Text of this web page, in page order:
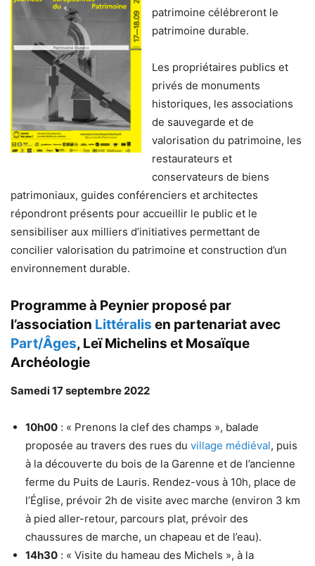
patrimoine célébreront le
patrimoine durable.
Les propriétaires publics et
privés de monuments
historiques, les associations
de sauvegarde et de
valorisation du patrimoine, les
restaurateurs et
conservateurs de biens
patrimoniaux, guides conférenciers et architectes
répondront présents pour accueillir le public et le
sensibiliser aux milliers d’initiatives permettant de
concilier valorisation du patrimoine et construction d’un
environnement durable.
Programme à Peynier proposé par
l’association Littéralis en partenariat avec
Part/Âges, Leï Michelins et Mosaïque
Archéologie
Samedi 17 septembre 2022
10h00 : « Prenons la clef des champs », balade
proposée au travers des rues du village médiéval, puis
à la découverte du bois de la Garenne et de l’ancienne
ferme du Puits de Lauris. Rendez-vous à 10h, place de
l’Église, prévoir 2h de visite avec marche (environ 3 km
à pied aller-retour, parcours plat, prévoir des
chaussures de marche, un chapeau et de l’eau).
14h30 : « Visite du hameau des Michels », à la